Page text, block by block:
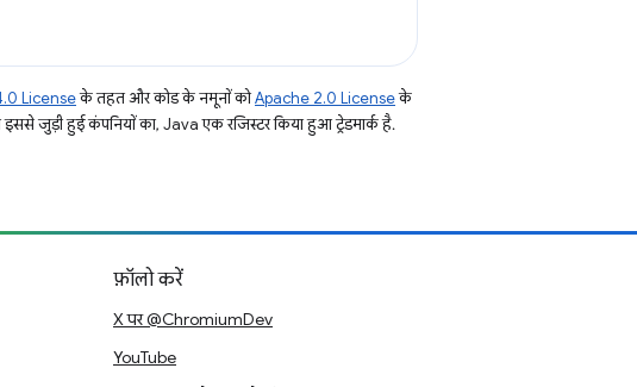
Licenseके तहत और कोड के नमूनों कोApache 2.0 Licenseके
जुड़ी हुई कंपनियों का, Java एक रजिस्टर किया हुआ ट्रेडमार्क है.
फ़ॉलो करें
X पर @ChromiumDev
YouTube